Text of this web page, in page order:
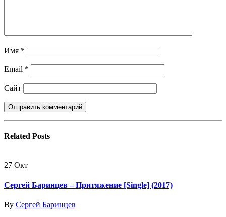
Имя *
Email *
Сайт
Related Posts
27 Окт
Сергей Баринцев – Притяжение [Single] (2017)
By Сергей Баринцев